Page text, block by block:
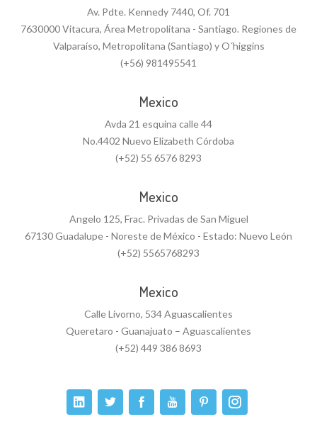
Av. Pdte. Kennedy 7440, Of. 701
7630000 Vitacura, Área Metropolitana - Santiago. Regiones de
Valparaíso, Metropolitana (Santiago) y O´higgins
(+56) 981495541
Mexico
Avda 21 esquina calle 44
No.4402 Nuevo Elizabeth Córdoba
(+52) 55 6576 8293
Mexico
Angelo 125, Frac. Privadas de San Miguel
67130 Guadalupe - Noreste de México - Estado: Nuevo León
(+52) 5565768293
Mexico
Calle Livorno, 534 Aguascalientes
Queretaro - Guanajuato – Aguascalientes
(+52) 449 386 8693